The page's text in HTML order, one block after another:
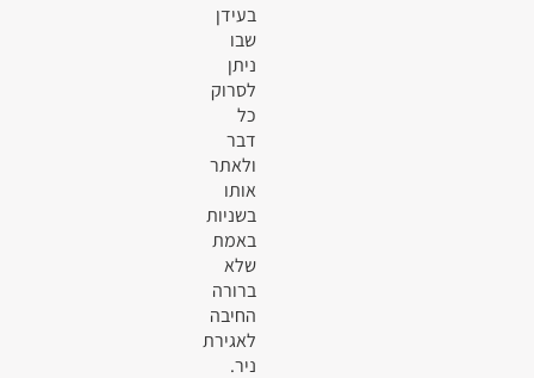
בעידן
שבו
ניתן
לסרוק
כל
דבר
ולאתר
אותו
בשניות
באמת
שלא
ברורה
החיבה
לאגירת
ניר.